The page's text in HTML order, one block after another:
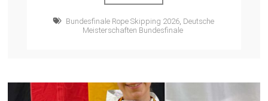
Bundesfinale Rope Skipping 2026, Deutsche
Meisterschaften Bundesfinale